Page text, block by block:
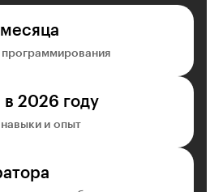
2026 году
и опыт